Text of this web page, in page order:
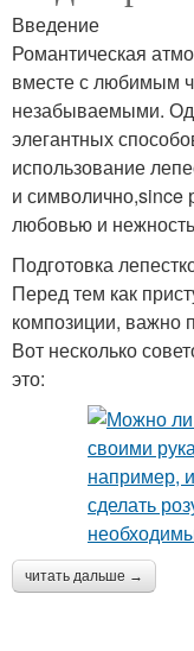
Введение
Романтическая
вместе с любимым
незабываемыми.
элегантных
использование
и символично,since
любовью и
Подготовка
Перед тем как
композиции, важно
Вот несколько
это:
читать дальше →